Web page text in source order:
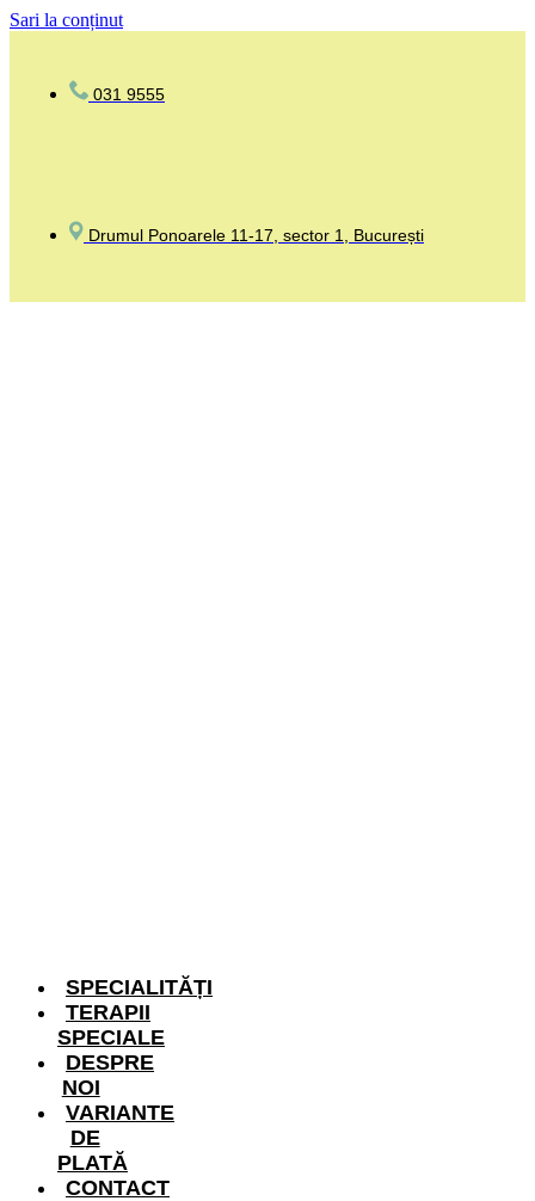
Sari la conținut
031 9555
Drumul Ponoarele 11-17, sector 1, București
SPECIALITĂȚI
TERAPII
SPECIALE
DESPRE
NOI
VARIANTE
DE
PLATĂ
CONTACT